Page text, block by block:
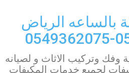
بالساعه الرياض
وفك وتركيب الاثاث و لصيانه
لجميع خدمات المكيفات